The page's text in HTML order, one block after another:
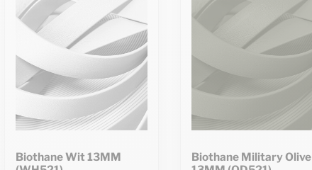
Biothane Wit 13MM
Biothane Military Olive